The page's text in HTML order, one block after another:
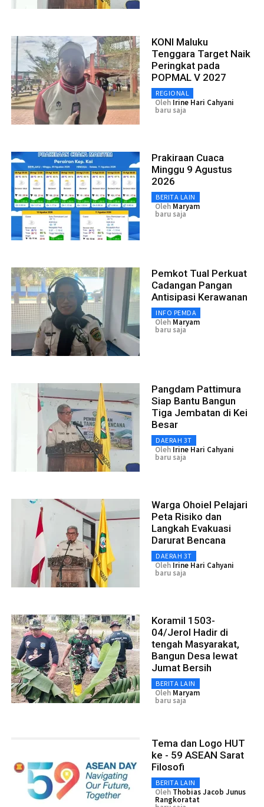
KONI Maluku
Tenggara Target Naik
Peringkat pada
POPMAL V 2027
REGIONAL
Oleh Irine Hari Cahyani
baru saja
Prakiraan Cuaca
Minggu 9 Agustus
2026
BERITA LAIN
Oleh Maryam
baru saja
Pemkot Tual Perkuat
Cadangan Pangan
Antisipasi Kerawanan
INFO PEMDA
Oleh Maryam
baru saja
Pangdam Pattimura
Siap Bantu Bangun
Tiga Jembatan di Kei
Besar
DAERAH 3T
Oleh Irine Hari Cahyani
baru saja
Warga Ohoiel Pelajari
Peta Risiko dan
Langkah Evakuasi
Darurat Bencana
DAERAH 3T
Oleh Irine Hari Cahyani
baru saja
Koramil 1503-
04/Jerol Hadir di
tengah Masyarakat,
Bangun Desa lewat
Jumat Bersih
BERITA LAIN
Oleh Maryam
baru saja
Tema dan Logo HUT
ke - 59 ASEAN Sarat
Filosofi
BERITA LAIN
Oleh Thobias Jacob Junus
Rangkoratat